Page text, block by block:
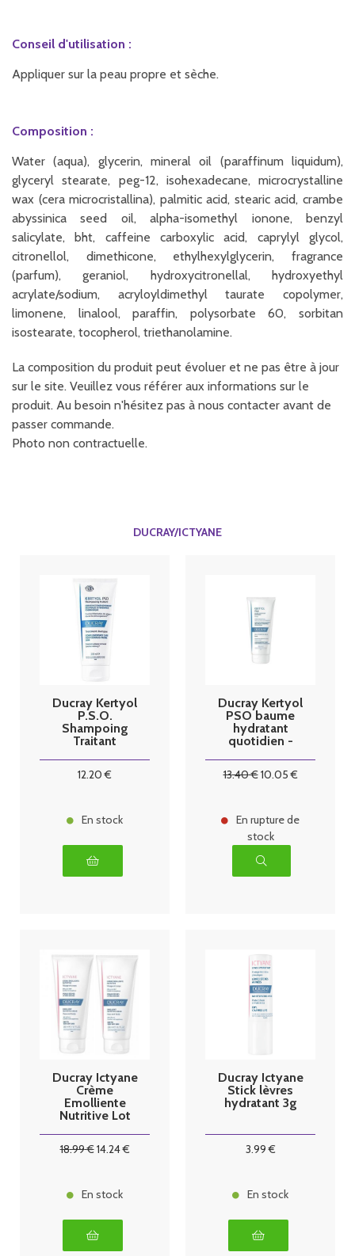
Conseil d'utilisation :
Appliquer sur la peau propre et sèche.
Composition :
Water (aqua), glycerin, mineral oil (paraffinum liquidum),
glyceryl stearate, peg-12, isohexadecane, microcrystalline
wax (cera microcristallina), palmitic acid, stearic acid, crambe
abyssinica seed oil, alpha-isomethyl ionone, benzyl
salicylate, bht, caffeine carboxylic acid, caprylyl glycol,
citronellol, dimethicone, ethylhexylglycerin, fragrance
(parfum), geraniol, hydroxycitronellal, hydroxyethyl
acrylate/sodium, acryloyldimethyl taurate copolymer,
limonene, linalool, paraffin, polysorbate 60, sorbitan
isostearate, tocopherol, triethanolamine.
La composition du produit peut évoluer et ne pas être à jour
sur le site. Veuillez vous référer aux informations sur le
produit. Au besoin n'hésitez pas à nous contacter avant de
passer commande.
Photo non contractuelle.
DUCRAY/ICTYANE
Ducray Kertyol
P.S.O.
Shampoing
Traitant
12.20 €
En stock
Ducray Kertyol
PSO baume
hydratant
quotidien -
13.40€10.05€
En rupture de
stock
Ducray Ictyane
Crème
Emolliente
Nutritive Lot
18.99€14.24€
En stock
Ducray Ictyane
Stick lèvres
hydratant 3g
3.99€
En stock